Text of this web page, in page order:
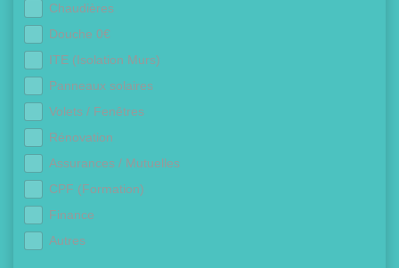
Chaudières
Douche 0€
ITE (Isolation Murs)
Panneaux solaires
Volets / Fenêtres
Rénovation
Assurances / Mutuelles
CPF (Formation)
Finance
Autres